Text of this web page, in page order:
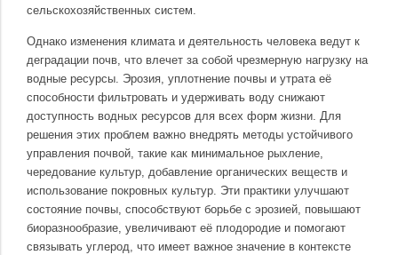
сельскохозяйственных систем.
Однако изменения климата и деятельность человека ведут к
деградации почв, что влечет за собой чрезмерную нагрузку на
водные ресурсы. Эрозия, уплотнение почвы и утрата её
способности фильтровать и удерживать воду снижают
доступность водных ресурсов для всех форм жизни. Для
решения этих проблем важно внедрять методы устойчивого
управления почвой, такие как минимальное рыхление,
чередование культур, добавление органических веществ и
использование покровных культур. Эти практики улучшают
состояние почвы, способствуют борьбе с эрозией, повышают
биоразнообразие, увеличивают её плодородие и помогают
связывать углерод, что имеет важное значение в контексте